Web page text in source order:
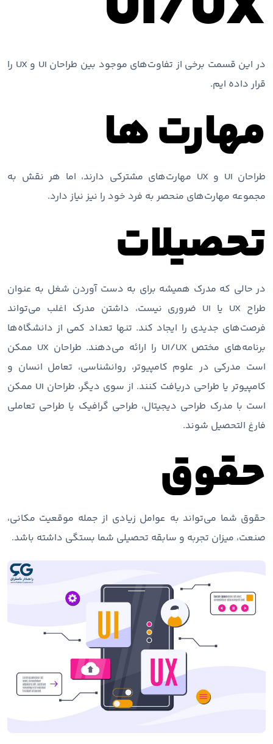
در این قسمت برخی از تفاوت‌های موجود بین طراحان UI و UX را
قرار داده ایم.
مهارت ها
طراحان UI و UX مهارت‌های مشترکی دارند، اما هر نقش به
مجموعه مهارت‌های منحصر به فرد خود را نیز نیاز دارد.
تحصیلات
در حالی که مدرک همیشه برای به دست آوردن شغل به عنوان
طراح UX یا UI ضروری نیست، داشتن مدرک اغلب می‌تواند
فرصت‌های جدیدی را ایجاد کند. تنها تعداد کمی از دانشگاه‌ها
برنامه‌های مختص UI/UX را ارائه می‌دهند. طراحان UX ممکن
است مدرکی در علوم کامپیوتر، روانشناسی، تعامل انسان و
کامپیوتر یا طراحی دریافت کنند. از سوی دیگر، طراحان UI ممکن
است با مدرک طراحی دیجیتال، طراحی گرافیک یا طراحی تعاملی
فارغ التحصیل شوند.
حقوق
حقوق شما می‌تواند به عوامل زیادی از جمله موقعیت مکانی،
صنعت، میزان تجربه و سابقه تحصیلی شما بستگی داشته باشد.